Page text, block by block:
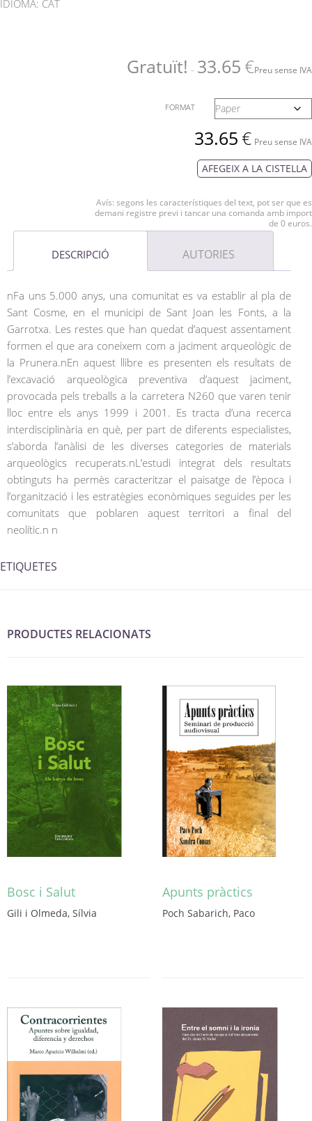
IDIOMA: CAT
Gratuït! - 33.65 €Preu sense IVA
FORMAT
33.65€ Preu sense IVA
AFEGEIX A LA CISTELLA
Avís: segons les característiques del text, pot ser que es
demani registre previ i tancar una comanda amb import
de 0 euros.
DESCRIPCIÓ AUTORIES
nFa uns 5.000 anys, una comunitat es va establir al pla de
Sant Cosme, en el municipi de Sant Joan les Fonts, a la
Garrotxa. Les restes que han quedat d’aquest assentament
formen el que ara coneixem com a jaciment arqueològic de
la Prunera.nEn aquest llibre es presenten els resultats de
l’excavació arqueològica preventiva d’aquest jaciment,
provocada pels treballs a la carretera N260 que varen tenir
lloc entre els anys 1999 i 2001. Es tracta d’una recerca
interdisciplinària en què, per part de diferents especialistes,
s’aborda l’anàlisi de les diverses categories de materials
arqueològics recuperats.nL’estudi integrat dels resultats
obtinguts ha permès caracteritzar el paisatge de l’època i
l’organització i les estratègies econòmiques seguides per les
comunitats que poblaren aquest territori a final del
neolític.n n
ETIQUETES
PRODUCTES RELACIONATS
Bosc i Salut
Gili i Olmeda, Sílvia
Apunts pràctics
Poch Sabarich, Paco